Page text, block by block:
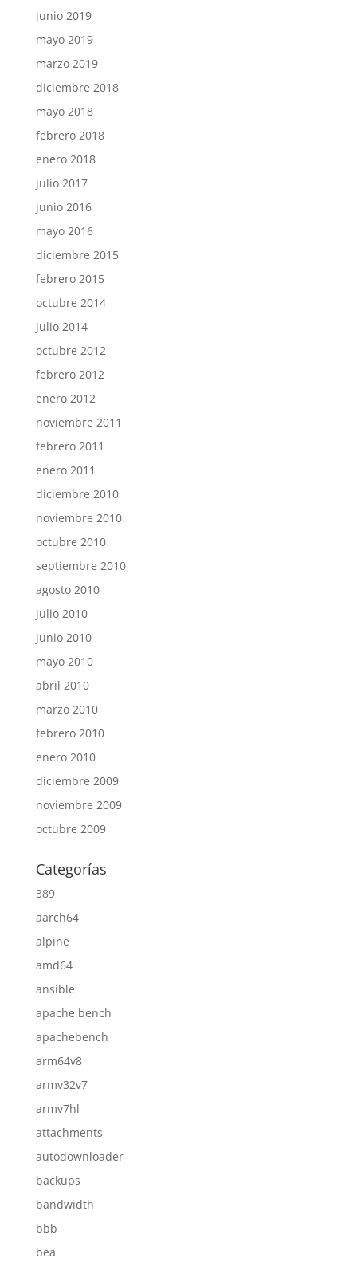
junio 2019
mayo 2019
marzo 2019
diciembre 2018
mayo 2018
febrero 2018
enero 2018
julio 2017
junio 2016
mayo 2016
diciembre 2015
febrero 2015
octubre 2014
julio 2014
octubre 2012
febrero 2012
enero 2012
noviembre 2011
febrero 2011
enero 2011
diciembre 2010
noviembre 2010
octubre 2010
septiembre 2010
agosto 2010
julio 2010
junio 2010
mayo 2010
abril 2010
marzo 2010
febrero 2010
enero 2010
diciembre 2009
noviembre 2009
octubre 2009
Categorías
389
aarch64
alpine
amd64
ansible
apache bench
apachebench
arm64v8
armv32v7
armv7hl
attachments
autodownloader
backups
bandwidth
bbb
bea